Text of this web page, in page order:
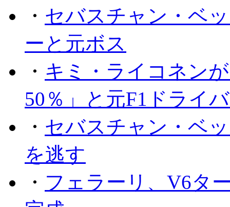
・ セバスチャン・ベ
ーと元ボス
・ キミ・ライコネン
50％」と元F1ドライ
・ セバスチャン・ベ
を逃す
・ フェラーリ、V6タ